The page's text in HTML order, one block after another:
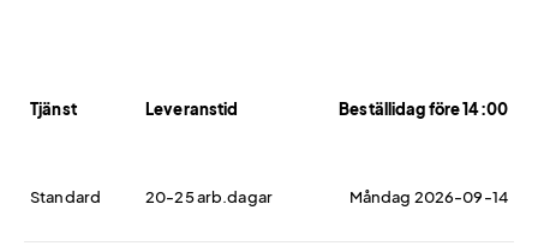
Tjänst Leveranstid Beställidag före 14:00
Standard 20-25 arb.dagar Måndag 2026-09-14